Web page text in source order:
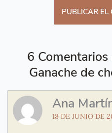
6 Comentarios
Ganache de
Ana
18 DE JUNIO DE